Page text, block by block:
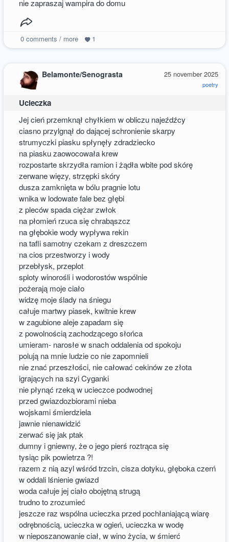
nie zapraszaj wampira do domu
0comments / more 1
25 november 2025
poetry
Belamonte/Senograsta
Ucieczka
Jej cień przemknął chyłkiem w obliczu najeźdźcy
ciasno przylgnął do dającej schronienie skarpy
strumyczki piasku spłynęły zdradziecko
na piasku zaowocowała krew
rozpostarte skrzydła ramion i żądła wbite pod skórę
zerwane więzy, strzępki skóry
dusza zamknięta w bólu pragnie lotu
wnika w lodowate fale bez głębi
z pleców spada ciężar zwłok
na płomień rzuca się chrabąszcz
na głębokie wody wypływa rekin
na tafli samotny czekam z dreszczem
na cios przestworzy i wody
przebłysk, przeplot
sploty winorośli i wodorostów wspólnie
pożerają moje ciało
widzę moje ślady na śniegu
całuje martwy piasek, kwitnie krew
w zagubione aleje zapadam się
z powolnością zachodzącego słońca
umieram- narosłe w snach oddalenia od spokoju
polują na mnie ludzie co nie zapomnieli
nie znać przeszłości, nie całować cekinów ze złota
igrających na szyi Cyganki
nie płynąć rzeką w ucieczce podwodnej
przed gwiazdozbiorami nieba
wojskami śmierdziela
jawnie nienawidzić
zerwać się jak ptak
dumny i gniewny, że o jego pierś roztrąca się
tysiąc pik powietrza ?!
razem z nią azyl wśród trzcin, cisza dotyku, głęboka czerń
w oddali lśnienie gwiazd
woda całuje jej ciało obojętną strugą
trudno to zrozumieć
jeszcze raz wspólna ucieczka przed pochłaniającą wiarę
odrębnością, ucieczka w ogień, ucieczka w wodę
w nieposzanowanie ciał, w wino życia, w śmierć